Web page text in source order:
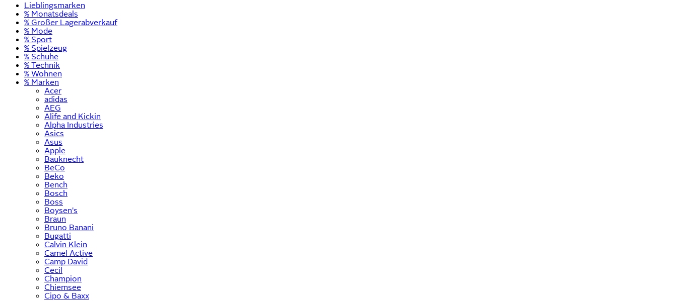
Lieblingsmarken
% Monatsdeals
% Großer Lagerabverkauf
% Mode
% Sport
% Spielzeug
% Schuhe
% Technik
% Wohnen
% Marken
Acer
adidas
AEG
Alife and Kickin
Alpha Industries
Asics
Asus
Apple
Bauknecht
BeCo
Beko
Bench
Bosch
Boss
Boysen's
Braun
Bruno Banani
Bugatti
Calvin Klein
Camel Active
Camp David
Cecil
Champion
Chiemsee
Cipo & Baxx